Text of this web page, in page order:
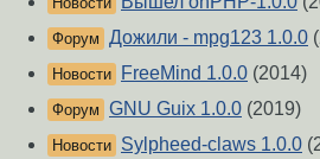
Форум Дожили - mpg123 1.0.0
Новости FreeMind 1.0.0 (2014)
Форум GNU Guix 1.0.0 (2019)
Новости Sylpheed-claws 1.0.0